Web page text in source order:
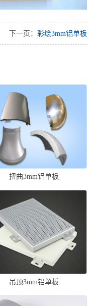
下一页： 彩绘3mm铝单板
扭曲3mm铝单板
吊顶3mm铝单板